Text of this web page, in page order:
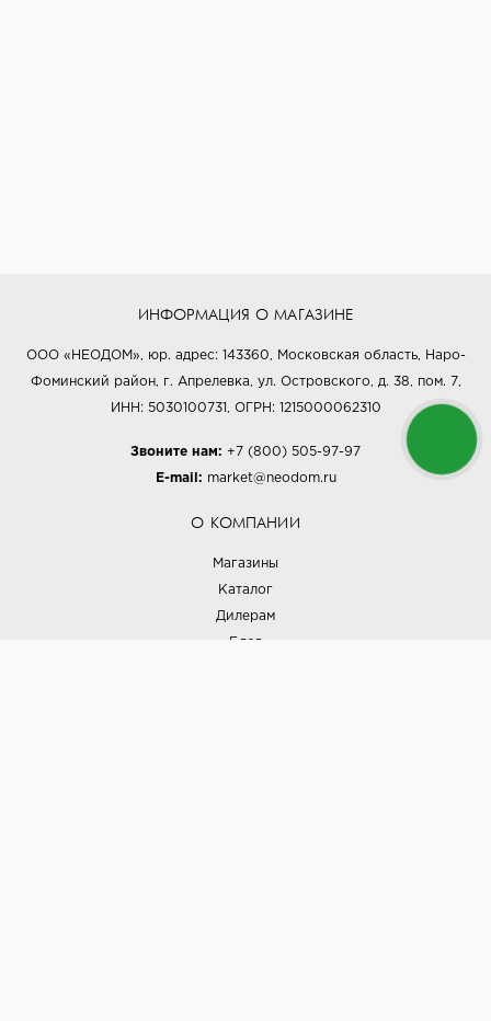
ИНФОРМАЦИЯ О МАГАЗИНЕ
ООО «НЕОДОМ», юр. адрес: 143360, Московская область, Наро-
Фоминский район, г. Апрелевка, ул. Островского, д. 38, пом. 7,
ИНН: 5030100731, ОГРН: 1215000062310
Звоните нам: +7 (800) 505-97-97
E-mail: market@neodom.ru
О КОМПАНИИ
Магазины
Каталог
Дилерам
Блог